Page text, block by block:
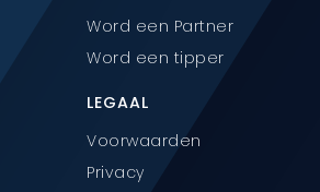
Word een Partner
Word een tipper
LEGAAL
Voorwaarden
Privacy